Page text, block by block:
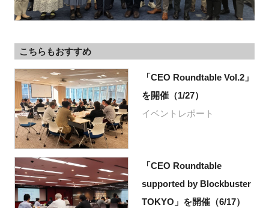
こちらもおすすめ
「CEO Roundtable Vol.2」
を開催（1/27）
イベントレポート
「CEO Roundtable
supported by Blockbuster
TOKYO」を開催（6/17）